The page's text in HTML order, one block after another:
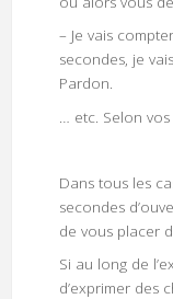
– Je vais
secondes, je
Pardon.
… etc. Selon
Dans tous les
secondes
de vous placer
Si au long de
d’exprimer des